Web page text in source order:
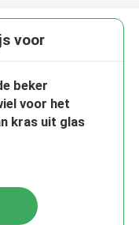
voor
beker
voor het
kras uit glas